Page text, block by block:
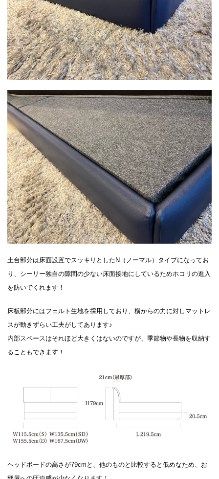
土台部分は床面設置でスッキリとしたN（ノーマル）タイプになってお
り、シーリー独自の隙間の少ない床面接地にしているためホコリの進入
を防いでくれます！
床板部分にはフェルト生地を採用しており、横からの力に対しマットレ
スが動きずらい工夫がしてあります♪
内部スペースはそれほど大きくはないのですが、季節物や長物を収納す
ることもできます！
ヘッドボードの高さが79cmと、他のものと比較すると低めなため、お